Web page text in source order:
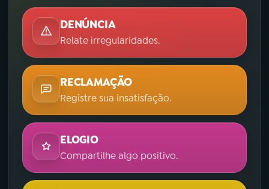
DENÚNCIA
Relate irregularidades.
RECLAMAÇÃO
Registre sua insatisfação.
ELOGIO
Compartilhe algo positivo.